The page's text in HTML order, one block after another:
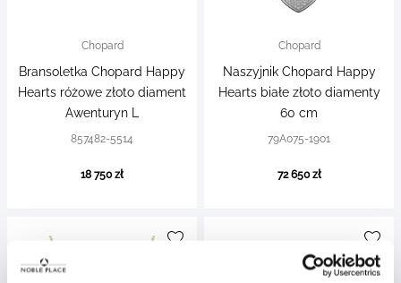
Chopard
Bransoletka Chopard Happy
Hearts różowe złoto diament
Awenturyn L
857482-5514
18 750 zł
Chopard
Naszyjnik Chopard Happy
Hearts białe złoto diamenty
60 cm
79A075-1901
72 650 zł